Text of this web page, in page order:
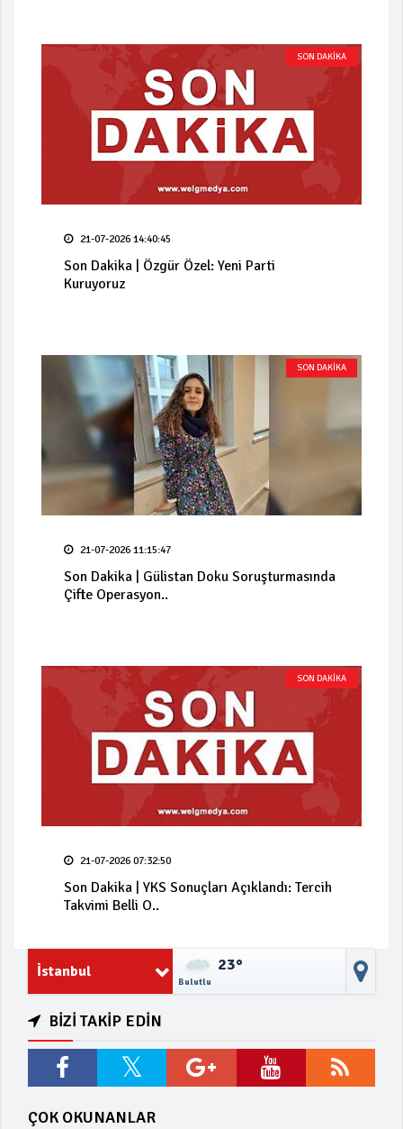
SON DAKİKA
21-07-2026 14:40:45
Son Dakika | Özgür Özel: Yeni Parti
Kuruyoruz
SON DAKİKA
21-07-2026 11:15:47
Son Dakika | Gülistan Doku Soruşturmasında
Çifte Operasyon..
SON DAKİKA
21-07-2026 07:32:50
Son Dakika | YKS Sonuçları Açıklandı: Tercih
Takvimi Belli O..
İstanbul 23°
Bulutlu
BİZİ TAKİP EDİN
ÇOK OKUNANLAR